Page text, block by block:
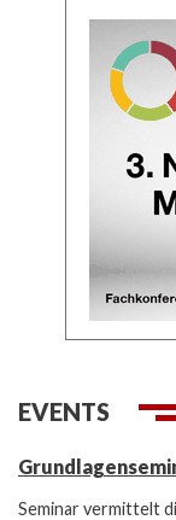
EVENTS
Seminar vermittelt